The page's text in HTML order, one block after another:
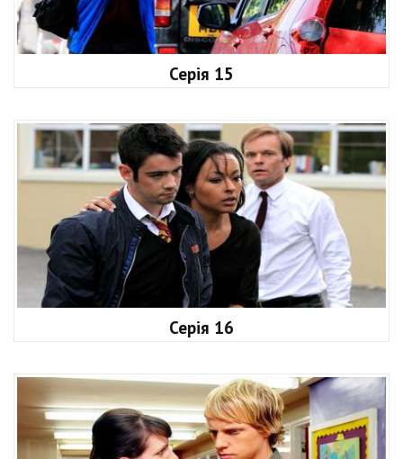
Серія 15
Серія 16